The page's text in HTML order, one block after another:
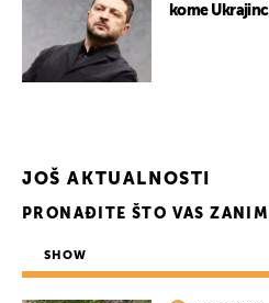
kome
JOŠ AKTUALNOSTI
PRONAĐITE ŠTO VAS
SHOW